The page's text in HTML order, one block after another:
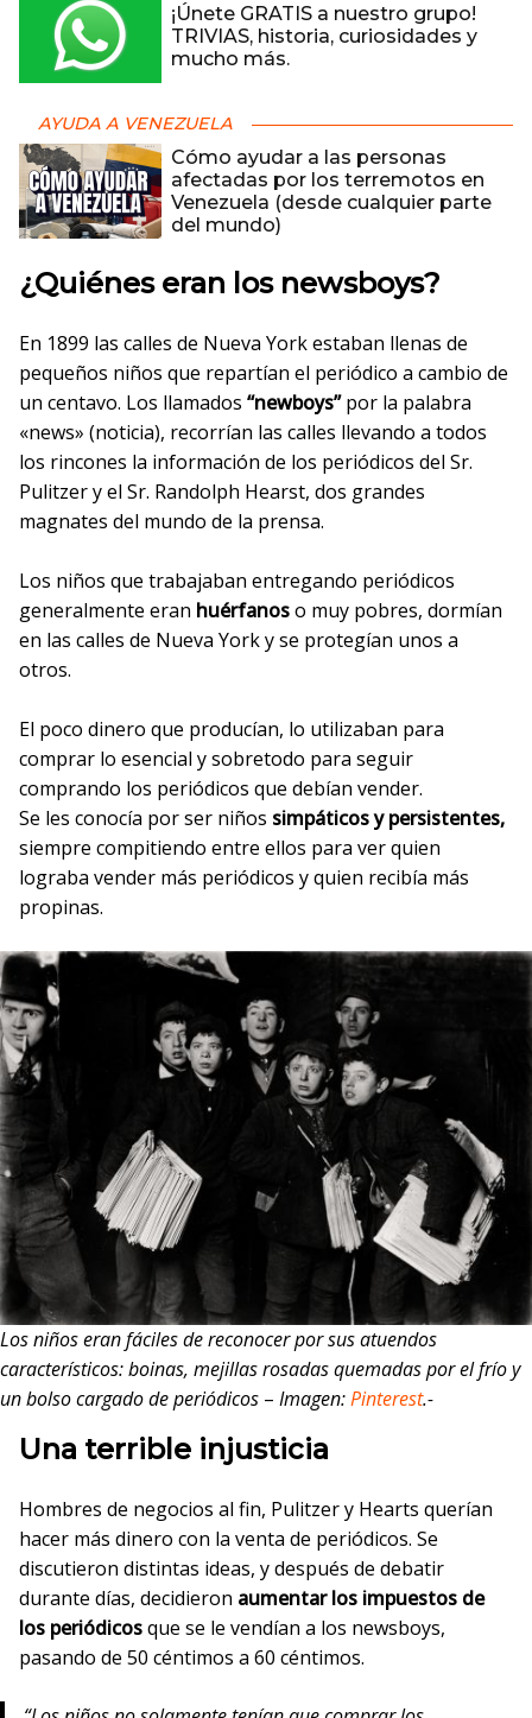
¡Únete GRATIS a nuestro grupo!
TRIVIAS, historia, curiosidades y
mucho más.
AYUDA A VENEZUELA
Cómo ayudar a las personas
afectadas por los terremotos en
Venezuela (desde cualquier parte
del mundo)
¿Quiénes eran los newsboys?
En 1899 las calles de Nueva York estaban llenas de
pequeños niños que repartían el periódico a cambio de
un centavo. Los llamados “newboys”por la palabra
«news» (noticia), recorrían las calles llevando a todos
los rincones la información de los periódicos del Sr.
Pulitzer y el Sr. Randolph Hearst, dos grandes
magnates del mundo de la prensa.
Los niños que trabajaban entregando periódicos
generalmente eran huérfanoso muy pobres, dormían
en las calles de Nueva York y se protegían unos a
otros.
El poco dinero que producían, lo utilizaban para
comprar lo esencial y sobretodo para seguir
comprando los periódicos que debían vender.
Se les conocía por ser niños simpáticos y persistentes,
siempre compitiendo entre ellos para ver quien
lograba vender más periódicos y quien recibía más
propinas.
Los niños eran fáciles de reconocer por sus atuendos
característicos: boinas, mejillas rosadas quemadas por el frío y
un bolso cargado de periódicos – Imagen:Pinterest.-
Una terrible injusticia
Hombres de negocios al fin, Pulitzer y Hearts querían
hacer más dinero con la venta de periódicos. Se
discutieron distintas ideas, y después de debatir
durante días, decidieron aumentar los impuestos de
los periódicosque se le vendían a los newsboys,
pasando de 50 céntimos a 60 céntimos.